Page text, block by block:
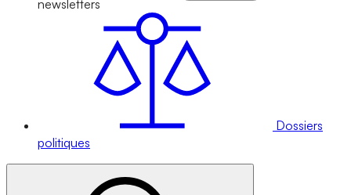
newsletters
Dossiers
politiques